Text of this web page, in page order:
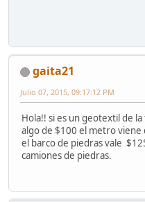
gaita21
Julio 07, 2015, 09:17:12 PM
Hola!! si es un geotextil de
algo de $100 el metro viene
el barco de piedras vale
camiones de piedras.